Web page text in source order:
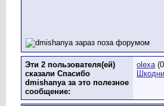
Эти 2 пользователя(ей)
сказали Спасибо
dmishanya за это полезное
сообщение:
olexa